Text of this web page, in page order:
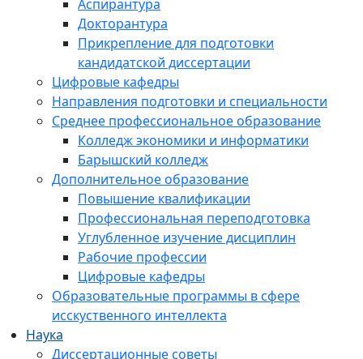
Аспирантура
Докторантура
Прикрепление для подготовки
кандидатской диссертации
Цифровые кафедры
Направления подготовки и специальности
Среднее профессиональное образование
Колледж экономики и информатики
Барышский колледж
Дополнительное образование
Повышение квалификации
Профессиональная переподготовка
Углубленное изучение дисциплин
Рабочие профессии
Цифровые кафедры
Образовательные программы в сфере
исскуственного интеллекта
Наука
Диссертационные советы